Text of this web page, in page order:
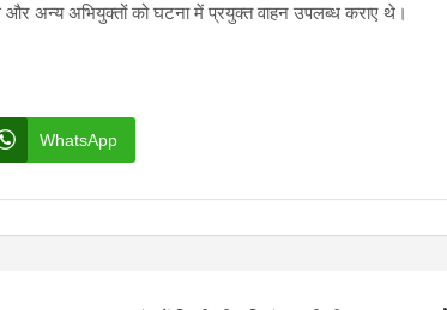
और अन्य अभियुक्तों को घटना में प्रयुक्त वाहन उपलब्ध कराए थे।
WhatsApp